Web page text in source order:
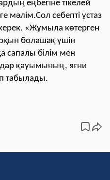
еңбегіне тікелей
мәлім.Сол себепті ұстаз
керек. «Жұмыла көтерген
болашақ үшін
сапалы білім мен
қауымының, яғни
табылады.